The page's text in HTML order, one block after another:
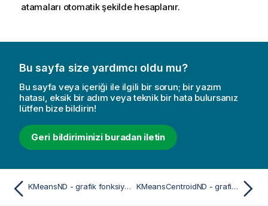
atamaları otomatik şekilde hesaplanır.
Bu sayfa size yardımcı oldu mu?
Bu sayfa veya içeriği ile ilgili bir sorun; bir yazım
hatası, eksik bir adım veya teknik bir hata bulursanız
lütfen bize bildirin!
Geri bildiriminizi buradan iletin
KMeansND - grafik fonksiyonu KMeansCentroidND - grafik fonksiyonu